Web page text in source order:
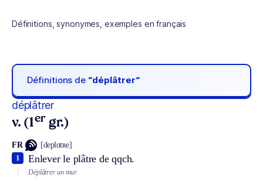
Définitions, synonymes, exemples en français
Définitions de “déplâtrer“
déplâtrer
v. (1er gr.)
FR [deplɑtʀe]
Enlever le plâtre de qqch.
1
Déplâtrer un mur.